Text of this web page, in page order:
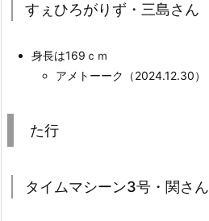
すぇひろがりず・三島さん
身長は169ｃｍ
アメトーーク（2024.12.30）
た行
タイムマシーン3号・関さん